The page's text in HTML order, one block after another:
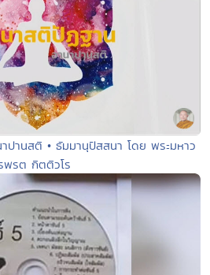
ปานสติ • ธัมมานุปัสสนา โดย พระมหาว
พรต กิตติวโร